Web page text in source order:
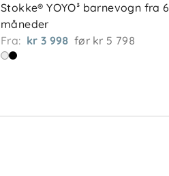
Stokke® YOYO³ barnevogn fra 6
måneder
Fra: kr 3 998 før kr 5 798